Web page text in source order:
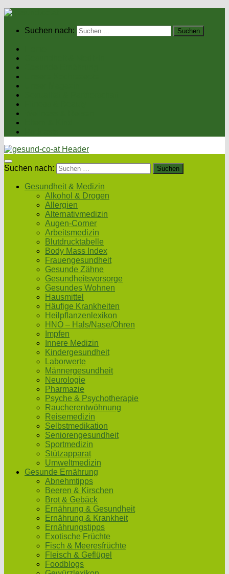
Suchen nach:
Suchen nach:
Gesundheit & Medizin
Alkohol & Drogen
Allergien
Alternativmedizin
Augen-Corner
Arbeitsmedizin
Blutdrucktabelle
Body Mass Index
Frauengesundheit
Gesunde Zähne
Gesundheitsvorsorge
Gesundes Wohnen
Hausmittel
Häufige Krankheiten
Heilpflanzenlexikon
HNO – Hals/Nase/Ohren
Impfen
Innere Medizin
Kindergesundheit
Laborwerte
Männergesundheit
Neurologie
Pharmazie
Psyche & Psychotherapie
Raucherentwöhnung
Reisemedizin
Selbstmedikation
Seniorengesundheit
Sportmedizin
Stützapparat
Umweltmedizin
Gesunde Ernährung
Abnehmtipps
Beeren & Kirschen
Brot & Gebäck
Ernährung & Gesundheit
Ernährung & Krankheit
Ernährungstipps
Exotische Früchte
Fisch & Meeresfrüchte
Fleisch & Geflügel
Foodblogs